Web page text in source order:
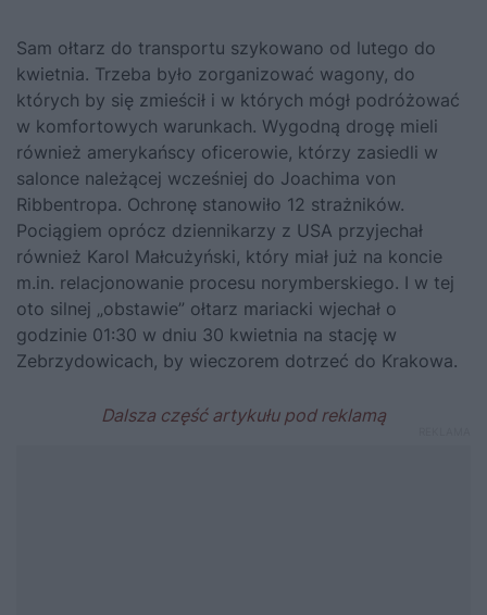
Sam ołtarz do transportu szykowano od lutego do
kwietnia. Trzeba było zorganizować wagony, do
których by się zmieścił i w których mógł podróżować
w komfortowych warunkach. Wygodną drogę mieli
również amerykańscy oficerowie, którzy zasiedli w
salonce należącej wcześniej do Joachima von
Ribbentropa. Ochronę stanowiło 12 strażników.
Pociągiem oprócz dziennikarzy z USA przyjechał
również Karol Małcużyński, który miał już na koncie
m.in. relacjonowanie procesu norymberskiego. I w tej
oto silnej „obstawie” ołtarz mariacki wjechał o
godzinie 01:30 w dniu 30 kwietnia na stację w
Zebrzydowicach, by wieczorem dotrzeć do Krakowa.